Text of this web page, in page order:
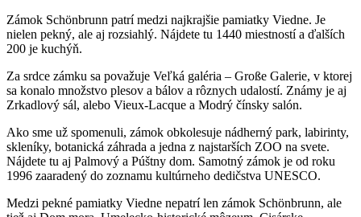
Zámok Schönbrunn patrí medzi najkrajšie pamiatky Viedne. Je
nielen pekný, ale aj rozsiahlý. Nájdete tu 1440 miestností a ďalších
200 je kuchýň.
Za srdce zámku sa považuje Veľká galéria – Große Galerie, v ktorej
sa konalo množstvo plesov a bálov a rôznych udalostí. Známy je aj
Zrkadlový sál, alebo Vieux-Lacque a Modrý čínsky salón.
Ako sme už spomenuli, zámok obkolesuje nádherný park, labirinty,
skleníky, botanická záhrada a jedna z najstarších ZOO na svete.
Nájdete tu aj Palmový a Púštny dom. Samotný zámok je od roku
1996 zaaradený do zoznamu kultúrneho dedičstva UNESCO.
Medzi pekné pamiatky Viedne nepatrí len zámok Schönbrunn, ale